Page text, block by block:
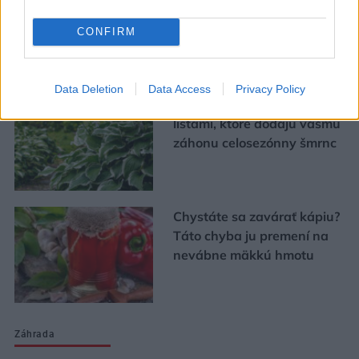
CONFIRM
Data Deletion Data Access Privacy Policy
listami, ktoré dodajú vášmu
záhonu celosezónny šmrnc
Chystáte sa zavárať kápiu?
Táto chyba ju premení na
nevábne mäkkú hmotu
Záhrada